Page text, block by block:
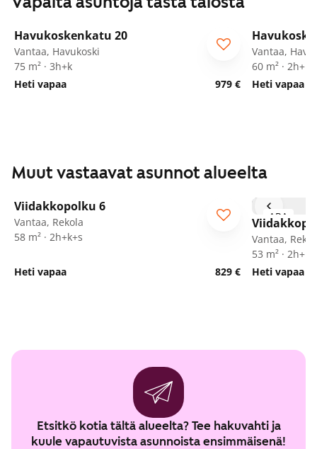
/19
Havukoskenkatu 20
Vantaa, Havukoski
75 m² · 3h+k
Heti vapaa
979 €
Vantaa,
60 m² · 2h+k
Heti vapaa
Muut vastaavat asunnot alueelta
ARA
Viidakkopolku 6
Vantaa, Rekola
58 m² · 2h+k+s
Heti vapaa 829 €
ARA
Vantaa,
53 m² ·
Heti vapaa
Etsitkö kotia tältä alueelta? Tee hakuvahti ja
kuule vapautuvista asunnoista ensimmäisenä!